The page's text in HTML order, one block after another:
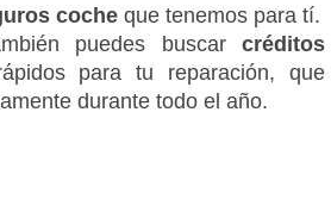
coche que tenemos para tí.
puedes buscar créditos
para tu reparación, que
durante todo el año.